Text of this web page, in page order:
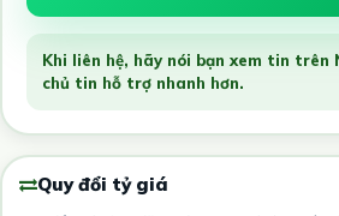
Khi liên hệ, hãy nói bạn xem tin trên
chủ tin hỗ trợ nhanh hơn.
Quy đổi tỷ giá